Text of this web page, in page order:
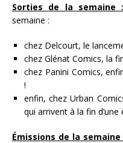
Sorties de la semaine :
semaine :
chez Delcourt, le
chez Glénat Comics, la
chez Panini Comics,
!
enfin, chez Urban
qui arrivent à la fin d’une
Émissions de la semaine